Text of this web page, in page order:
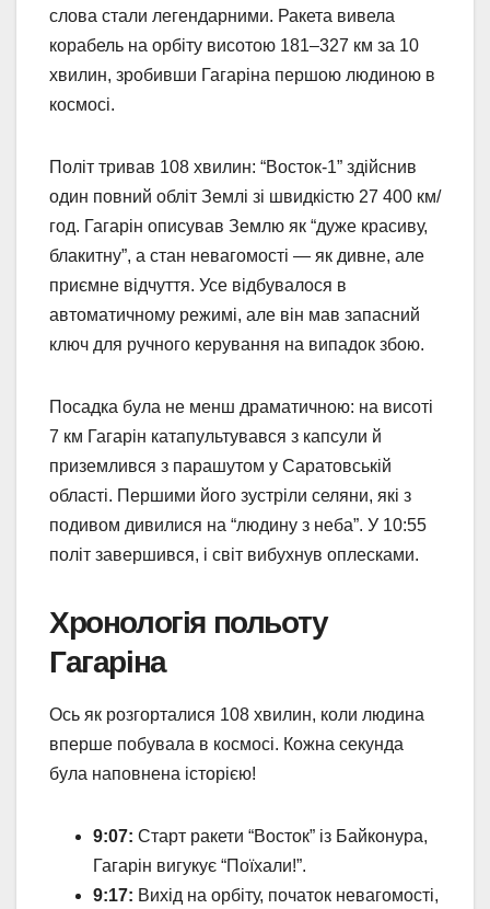
слова стали легендарними. Ракета вивела
корабель на орбіту висотою 181–327 км за 10
хвилин, зробивши Гагаріна першою людиною в
космосі.
Політ тривав 108 хвилин: “Восток-1” здійснив
один повний обліт Землі зі швидкістю 27 400 км/
год. Гагарін описував Землю як “дуже красиву,
блакитну”, а стан невагомості — як дивне, але
приємне відчуття. Усе відбувалося в
автоматичному режимі, але він мав запасний
ключ для ручного керування на випадок збою.
Посадка була не менш драматичною: на висоті
7 км Гагарін катапультувався з капсули й
приземлився з парашутом у Саратовській
області. Першими його зустріли селяни, які з
подивом дивилися на “людину з неба”. У 10:55
політ завершився, і світ вибухнув оплесками.
Хронологія польоту
Гагаріна
Ось як розгорталися 108 хвилин, коли людина
вперше побувала в космосі. Кожна секунда
була наповнена історією!
9:07: Старт ракети “Восток” із Байконура,
Гагарін вигукує “Поїхали!”.
9:17: Вихід на орбіту, початок невагомості,